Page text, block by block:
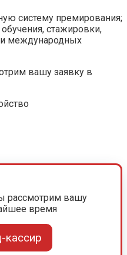
систему премирования;
стажировки,
международных
вашу заявку в
рассмотрим вашу
время
кассир